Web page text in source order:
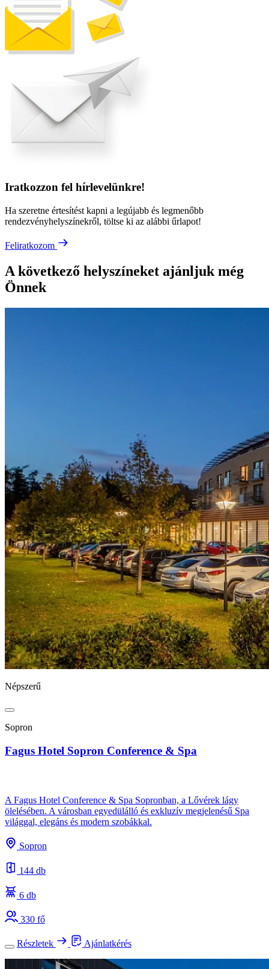
Iratkozzon fel hírlevelünkre!
Ha szeretne értesítést kapni a legújabb és legmenőbb
rendezvényhelyszínekről, töltse ki az alábbi űrlapot!
Feliratkozom
A következő helyszíneket ajánljuk még
Önnek
Népszerű
Sopron
Fagus Hotel Sopron Conference & Spa
A Fagus Hotel Conference & Spa Sopronban, a Lővérek lágy
ölelésében. A városban egyedülálló és exkluzív megjelenésű Spa
világgal, elegáns és modern szobákkal.
Sopron
144 db
6 db
330 fő
Részletek Ajánlatkérés